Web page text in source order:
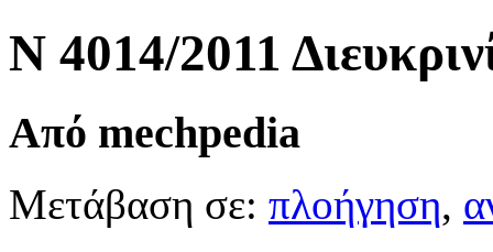
Ν 4014/2011
Από mechpedia
Μετάβαση σε: πλοήγηση,